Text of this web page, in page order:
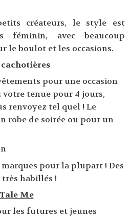
créateurs, le style est
féminin, avec beaucoup
le boulot et les occasions.
cachotières
pour une occasion
votre tenue pour 4 jours,
renvoyez tel quel ! Le
robe de soirée ou pour un
pour la plupart ! Des
habillés !
Tale Me
les futures et jeunes